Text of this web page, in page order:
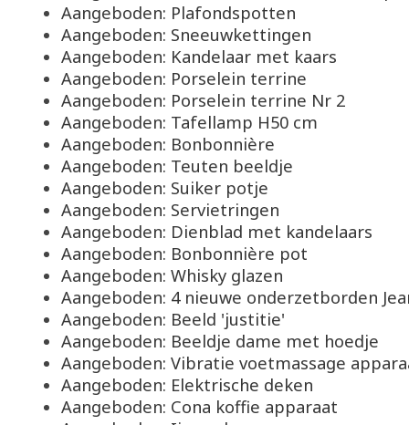
Aangeboden: Plafondspotten
Aangeboden: Sneeuwkettingen
Aangeboden: Kandelaar met kaars
Aangeboden: Porselein terrine
Aangeboden: Porselein terrine Nr 2
Aangeboden: Tafellamp H50 cm
Aangeboden: Bonbonnière
Aangeboden: Teuten beeldje
Aangeboden: Suiker potje
Aangeboden: Servietringen
Aangeboden: Dienblad met kandelaars
Aangeboden: Bonbonnière pot
Aangeboden: Whisky glazen
Aangeboden: 4 nieuwe onderzetborden
Aangeboden: Beeld 'justitie'
Aangeboden: Beeldje dame met hoedje
Aangeboden: Vibratie voetmassage
Aangeboden: Elektrische deken
Aangeboden: Cona koffie apparaat